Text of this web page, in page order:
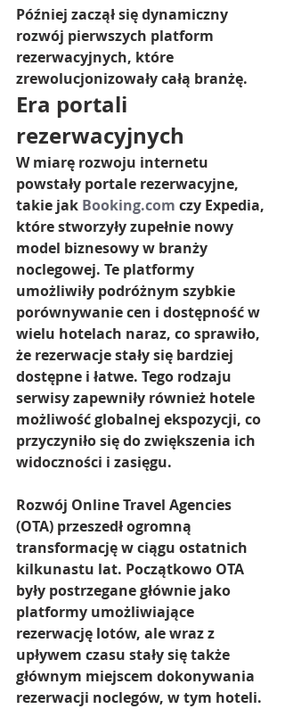
Później zaczął się dynamiczny
rozwój pierwszych platform
rezerwacyjnych, które
zrewolucjonizowały całą branżę.
Era portali
rezerwacyjnych
W miarę rozwoju internetu
powstały portale rezerwacyjne,
takie jak Booking.com czy Expedia,
które stworzyły zupełnie nowy
model biznesowy w branży
noclegowej. Te platformy
umożliwiły podróżnym szybkie
porównywanie cen i dostępność w
wielu hotelach naraz, co sprawiło,
że rezerwacje stały się bardziej
dostępne i łatwe. Tego rodzaju
serwisy zapewniły również hotele
możliwość globalnej ekspozycji, co
przyczyniło się do zwiększenia ich
widoczności i zasięgu.
Rozwój Online Travel Agencies
(OTA) przeszedł ogromną
transformację w ciągu ostatnich
kilkunastu lat. Początkowo OTA
były postrzegane głównie jako
platformy umożliwiające
rezerwację lotów, ale wraz z
upływem czasu stały się także
głównym miejscem dokonywania
rezerwacji noclegów, w tym hoteli.